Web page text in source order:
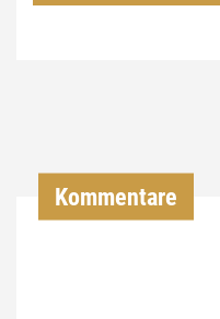
Kommentare